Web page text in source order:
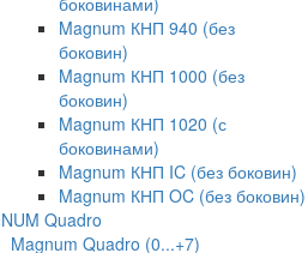
Magnum КНП 940 (без
боковин)
Magnum КНП 1000 (без
боковин)
Magnum КНП 1020 (с
боковинами)
Magnum КНП IC (без боковин)
Magnum КНП OC (без боковин)
Quadro
Magnum Quadro (0...+7)